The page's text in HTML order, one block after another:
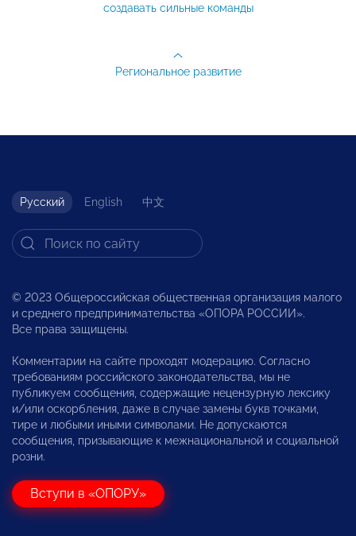
создавать сильные команды
Региональное развитие
Русский English 中文
© 2023 Общероссийская общественная организация малого
и среднего предпринимательства «ОПОРА РОССИИ».
Все права защищены.
Комментарии на сайте проходят модерацию. Согласно
требованиям российского законодательства, мы не
публикуем сообщения, содержащие нецензурную лексику
и/или оскорбления, даже в случае замены букв точками,
тире и любыми иными символами. Не допускаются
сообщения, призывающие к межнациональной и социальной
розни.
Вступи в «ОПОРУ»